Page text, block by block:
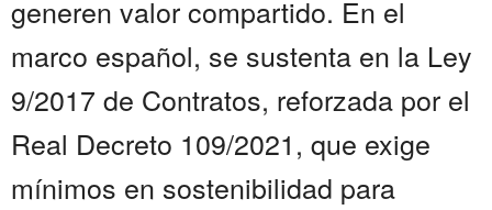
generen valor compartido. En el
marco español, se sustenta en la Ley
9/2017 de Contratos, reforzada por el
Real Decreto 109/2021, que exige
mínimos en sostenibilidad para